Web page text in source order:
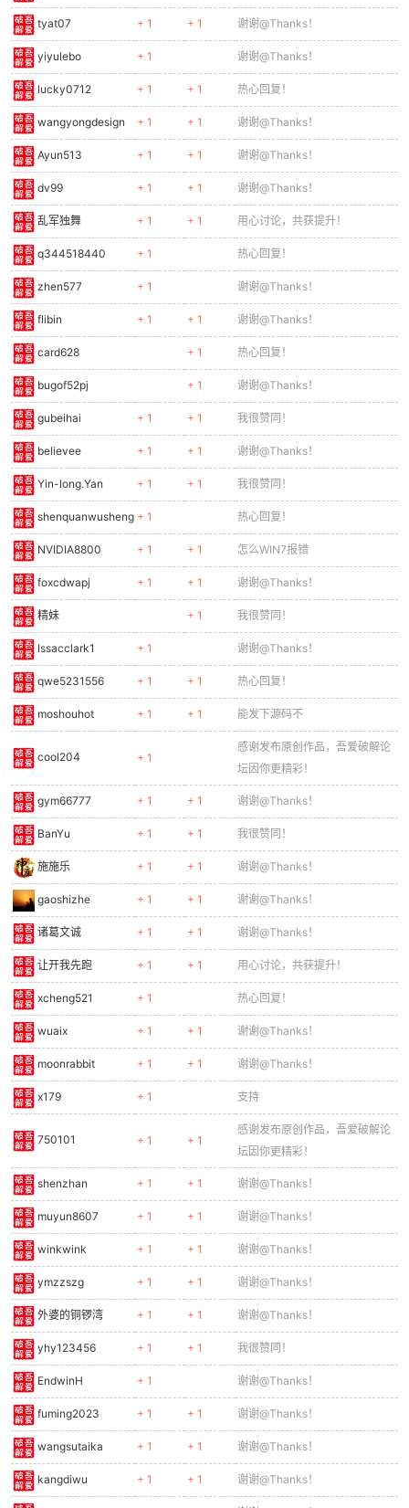
tyat07 + 1 + 1 谢谢@Thanks！
yiyulebo + 1 谢谢@Thanks！
lucky0712 + 1 + 1 热心回复！
wangyongdesign + 1 + 1 谢谢@Thanks！
Ayun513 + 1 + 1 谢谢@Thanks！
dv99 + 1 + 1 谢谢@Thanks！
乱军独舞 + 1 + 1 用心讨论，共获提升！
q344518440 + 1 热心回复！
zhen577 + 1 谢谢@Thanks！
flibin + 1 + 1 谢谢@Thanks！
card628 + 1 热心回复！
bugof52pj + 1 谢谢@Thanks！
gubeihai + 1 + 1 我很赞同！
believee + 1 + 1 谢谢@Thanks！
Yin-long.Yan + 1 + 1 我很赞同！
shenquanwusheng + 1 热心回复！
NVIDIA8800 + 1 + 1 怎么WIN7报错
foxcdwapj + 1 + 1 谢谢@Thanks！
精妹 + 1 我很赞同！
Issacclark1 + 1 谢谢@Thanks！
qwe5231556 + 1 + 1 热心回复！
moshouhot + 1 + 1 能发下源码不
cool204 + 1
感谢发布原创作品，吾爱破解论
坛因你更精彩！
gym66777 + 1 + 1 谢谢@Thanks！
BanYu + 1 + 1 我很赞同！
施施乐 + 1 + 1 谢谢@Thanks！
gaoshizhe + 1 + 1 谢谢@Thanks！
诸葛文诚 + 1 + 1 谢谢@Thanks！
让开我先跑 + 1 + 1 用心讨论，共获提升！
xcheng521 + 1 热心回复！
wuaix + 1 + 1 谢谢@Thanks！
moonrabbit + 1 + 1 谢谢@Thanks！
x179 + 1 支持
750101 + 1 + 1
感谢发布原创作品，吾爱破解论
坛因你更精彩！
shenzhan + 1 + 1 谢谢@Thanks！
muyun8607 + 1 + 1 谢谢@Thanks！
winkwink + 1 + 1 谢谢@Thanks！
ymzzszg + 1 + 1 谢谢@Thanks！
外婆的铜锣湾 + 1 + 1 谢谢@Thanks！
yhy123456 + 1 + 1 我很赞同！
EndwinH + 1 谢谢@Thanks！
fuming2023 + 1 + 1 谢谢@Thanks！
wangsutaika + 1 + 1 谢谢@Thanks！
kangdiwu + 1 + 1 谢谢@Thanks！